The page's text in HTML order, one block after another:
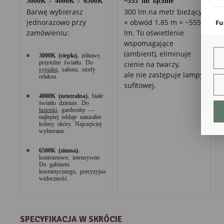
Barwę wybierasz
jednorazowo przy
zamówieniu:
3000K (ciepła).
żółtawe,
przytulne światło. Do
sypialni , salonu, strefy
relaksu.
4000K (neutralna).
białe
światło dzienne. Do
łazienki , garderoby —
najlepiej oddaje naturalne
kolory skóry. Najczęściej
wybierana.
6500K (zimna).
kontrastowe, intensywne.
Do gabinetu
kosmetycznego, precyzyjna
widoczność.
300 lm na metr bieżący
× obwód 1.85 m = ~555
lm. To oświetlenie
wspomagające
(ambient), eliminuje
cienie na twarzy,
ale nie zastępuje lampy
sufitowej.
SPECYFIKACJA W SKRÓCIE